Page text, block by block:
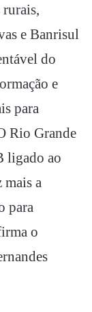
e Banrisul
do
e
para
Rio Grande
ligado ao
mais a
para
o